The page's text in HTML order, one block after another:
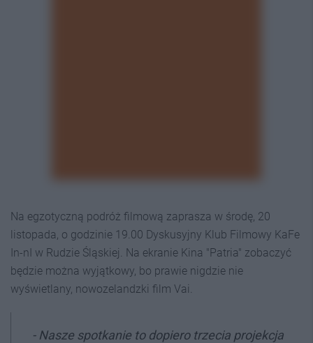
Na egzotyczną podróż filmową zaprasza w środę, 20
listopada, o godzinie 19.00 Dyskusyjny Klub Filmowy KaFe
In-nI w Rudzie Śląskiej. Na ekranie Kina "Patria" zobaczyć
będzie można wyjątkowy, bo prawie nigdzie nie
wyświetlany, nowozelandzki film Vai.
- Nasze spotkanie to dopiero trzecia projekcja